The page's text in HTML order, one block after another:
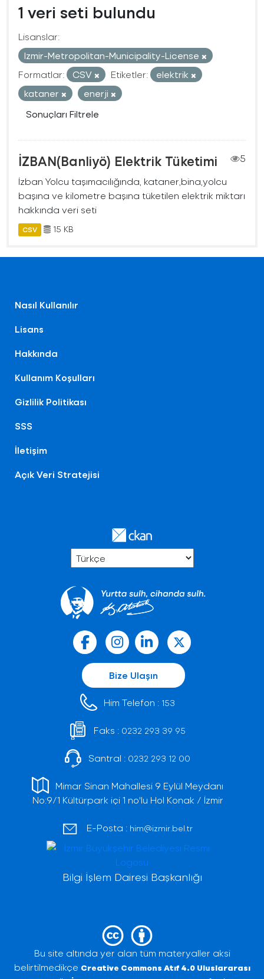
1 veri seti bulundu
Lisanslar:
Izmir-Metropolitan-Municipality-License
Formatlar:
CSV Etiketler:
elektrik
kataner
enerji
Sonuçları Filtrele
İZBAN(Banliyö) Elektrik Tüketimi
5
İzban Yolcu taşımacılığında, kataner,bina,yolcu
başına ve kilometre başına tüketilen elektrik miktarı
hakkında veri seti
CSV 15 KB
Nasıl Kullanılır
Lisans
Hakkında
Kullanım Koşulları
Gizlilik Politikası
SSS
İletişim
Açık Veri Stratejisi
Bize Ulaşın
Him Telefon : 153
Faks : 0232 293 39 95
Santral : 0232 293 12 00
Mimar Sinan Mahallesi 9 Eylül Meydanı
No:9/1 Kültürpark içi 1 no'lu Hol Konak / İzmir
E-Posta : him@izmir.bel.tr
Bilgi İşlem Dairesi Başkanlığı
Bu site altında yer alan tüm materyaller aksi
belirtilmedikçe Creative Commons Atıf 4.0 Uluslararası